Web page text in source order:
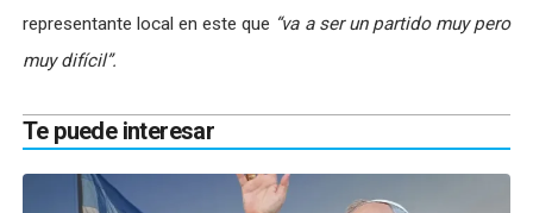
representante local en este que “va a ser un partido muy pero
muy difícil”.
Te puede interesar